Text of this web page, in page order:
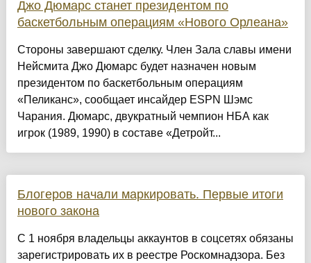
Джо Дюмарс станет президентом по
баскетбольным операциям «Нового Орлеана»
Стороны завершают сделку. Член Зала славы имени
Нейсмита Джо Дюмарс будет назначен новым
президентом по баскетбольным операциям
«Пеликанс», сообщает инсайдер ESPN Шэмс
Чарания. Дюмарс, двукратный чемпион НБА как
игрок (1989, 1990) в составе «Детройт...
Блогеров начали маркировать. Первые итоги
нового закона
С 1 ноября владельцы аккаунтов в соцсетях обязаны
зарегистрировать их в реестре Роскомнадзора. Без